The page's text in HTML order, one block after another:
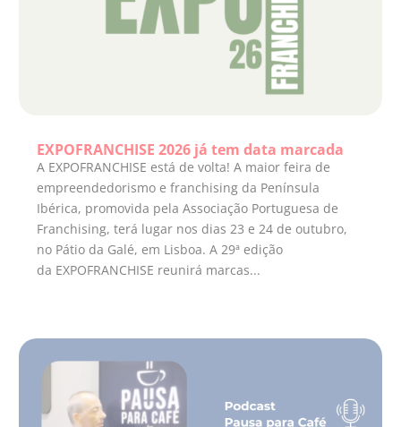
EXPOFRANCHISE 2026 já tem data marcada
A EXPOFRANCHISE está de volta! A maior feira de
empreendedorismo e franchising da Península
Ibérica, promovida pela Associação Portuguesa de
Franchising, terá lugar nos dias 23 e 24 de outubro,
no Pátio da Galé, em Lisboa. A 29ª edição
da EXPOFRANCHISE reunirá marcas...